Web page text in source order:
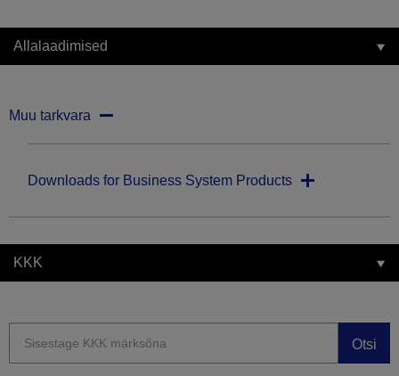
Allalaadimised
Muu tarkvara
Downloads for Business System Products
KKK
Otsi